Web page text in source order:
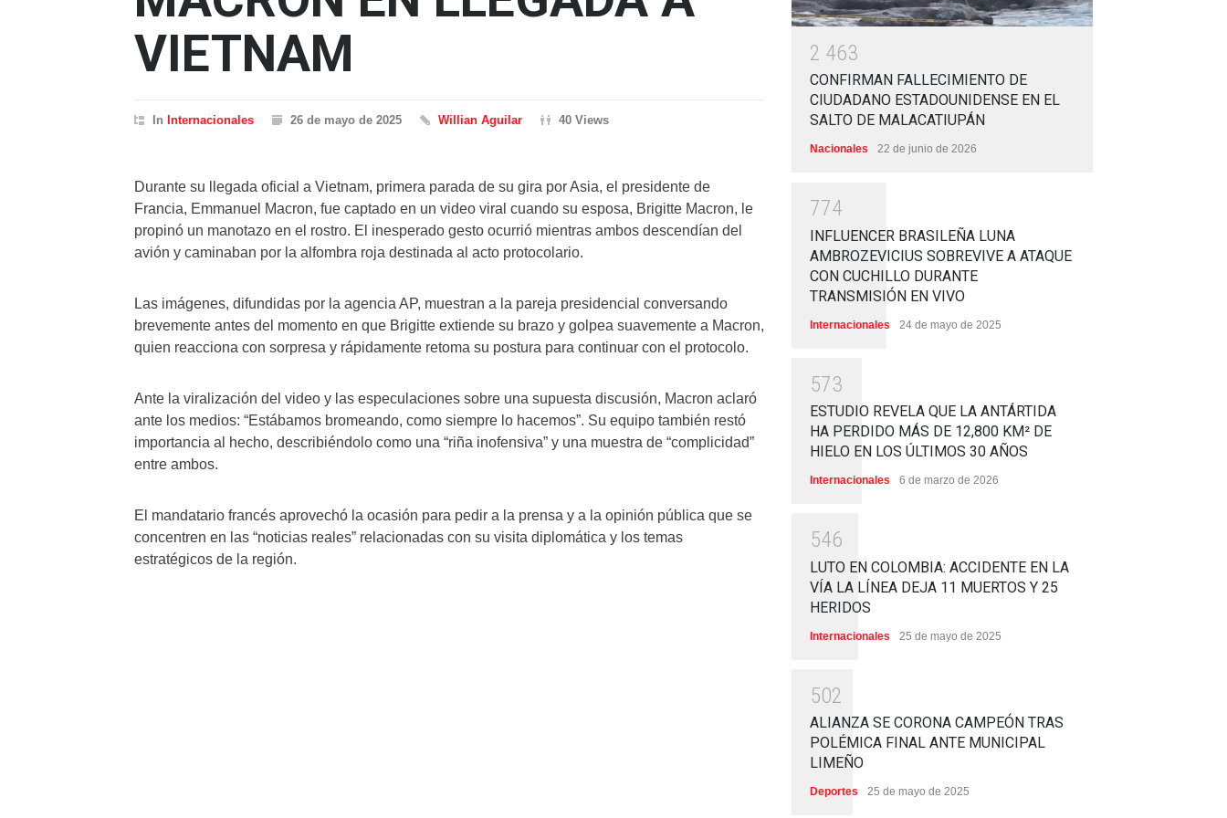
VIETNAM
In Internacionales 26 de mayo de 2025 Willian Aguilar 40 Views
Durante su llegada oficial a Vietnam, primera parada de su gira por Asia, el presidente de
Francia, Emmanuel Macron, fue captado en un video viral cuando su esposa, Brigitte Macron, le
propinó un manotazo en el rostro. El inesperado gesto ocurrió mientras ambos descendían del
avión y caminaban por la alfombra roja destinada al acto protocolario.
Las imágenes, difundidas por la agencia AP, muestran a la pareja presidencial conversando
brevemente antes del momento en que Brigitte extiende su brazo y golpea suavemente a Macron,
quien reacciona con sorpresa y rápidamente retoma su postura para continuar con el protocolo.
Ante la viralización del video y las especulaciones sobre una supuesta discusión, Macron aclaró
ante los medios: “Estábamos bromeando, como siempre lo hacemos”. Su equipo también restó
importancia al hecho, describiéndolo como una “riña inofensiva” y una muestra de “complicidad”
entre ambos.
El mandatario francés aprovechó la ocasión para pedir a la prensa y a la opinión pública que se
concentren en las “noticias reales” relacionadas con su visita diplomática y los temas
estratégicos de la región.
2 463
CONFIRMAN FALLECIMIENTO DE
CIUDADANO ESTADOUNIDENSE EN EL
SALTO DE MALACATIUPÁN
Nacionales 22 de junio de 2026
774
INFLUENCER BRASILEÑA LUNA
AMBROZEVICIUS SOBREVIVE A ATAQUE
CON CUCHILLO DURANTE
TRANSMISIÓN EN VIVO
Internacionales 24 de mayo de 2025
573
ESTUDIO REVELA QUE LA ANTÁRTIDA
HA PERDIDO MÁS DE 12,800 KM² DE
HIELO EN LOS ÚLTIMOS 30 AÑOS
Internacionales 6 de marzo de 2026
546
LUTO EN COLOMBIA: ACCIDENTE EN LA
VÍA LA LÍNEA DEJA 11 MUERTOS Y 25
HERIDOS
Internacionales 25 de mayo de 2025
502
ALIANZA SE CORONA CAMPEÓN TRAS
POLÉMICA FINAL ANTE MUNICIPAL
LIMEÑO
Deportes 25 de mayo de 2025